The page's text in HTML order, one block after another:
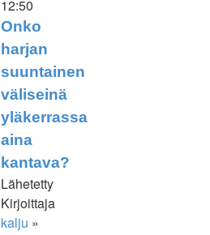
12:50
Onko
harjan
suuntainen
väliseinä
yläkerrassa
aina
kantava?
Lähetetty
Kirjoittaja
kalju »